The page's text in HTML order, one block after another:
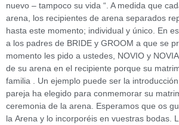
nuevo – tampoco su vida “. A medida que
arena, los recipientes de arena separados
hasta este momento; individual y único. En
a los padres de BRIDE y GROOM a que se
momento les pido a ustedes, NOVIO y
de su arena en el recipiente porque su
familia . Un ejemplo puede ser la
pareja ha elegido para conmemorar su
ceremonia de la arena. Esperamos que os
lа Arena y lo incorporéis en vuestras bodas.